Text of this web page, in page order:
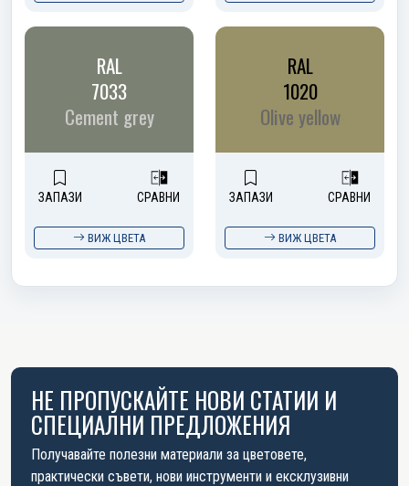
RAL
7033
Cement grey
ЗАПАЗИ СРАВНИ
ВИЖ ЦВЕТА
RAL
1020
Olive yellow
ЗАПАЗИ СРАВНИ
ВИЖ ЦВЕТА
НЕ ПРОПУСКАЙТЕ НОВИ СТАТИИ И
СПЕЦИАЛНИ ПРЕДЛОЖЕНИЯ
Получавайте полезни материали за цветовете,
практически съвети, нови инструменти и ексклузивни